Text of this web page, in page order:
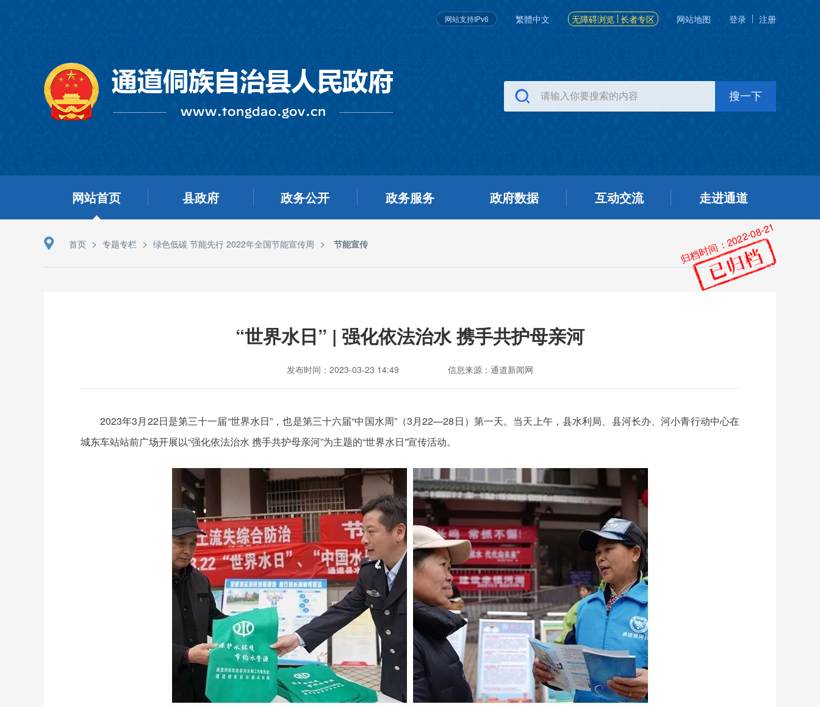
网站支持IPv6 繁體中文 无障碍浏览 长者专区 网站地图 登录 注册
网站首页 县政府 政务公开 政务服务 政府数据 互动交流 走进通道
首页 > 专题专栏 > 绿色低碳 节能先行 2022年全国节能宣传周 > 节能宣传
“世界水日” | 强化依法治水 携手共护母亲河
发布时间：2023-03-23 14:49 信息来源：通道新闻网
2023年3月22日是第三十一届“世界水日”，也是第三十六届“中国水周”（3月22—28日）第一天。当天上午，县水利局、县河长办、河小青行动中心在
城东车站站前广场开展以“强化依法治水 携手共护母亲河”为主题的“世界水日”宣传活动。
归档时间：2022-08-21